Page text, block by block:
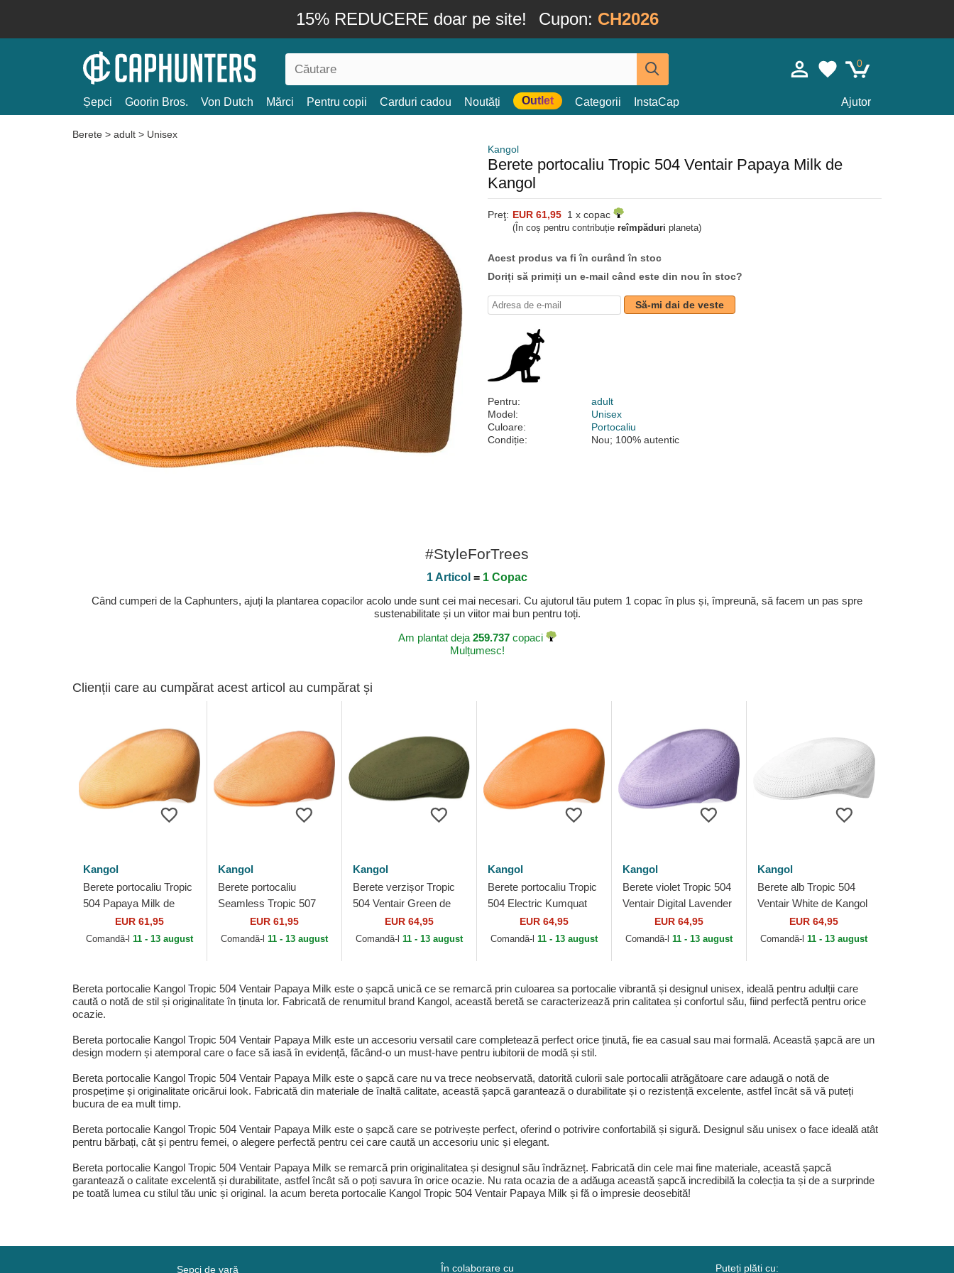
15% REDUCERE doar pe site! Cupon: CH2026
0
Șepci Goorin Bros. Von Dutch Mărci Pentru copii Carduri cadou Noutăți Outlet Categorii InstaCap Ajutor
Berete > adult > Unisex
Kangol
Berete portocaliu Tropic 504 Ventair Papaya Milk de
Kangol
Preţ: EUR 61,95 1 x copac
(În coș pentru contribuție reîmpăduri planeta)
Acest produs va fi în curând în stoc
Doriți să primiți un e-mail când este din nou în stoc?
Să-mi dai de veste
Pentru:
adult
Model:
Unisex
Culoare:
Portocaliu
Condiție:
Nou; 100% autentic
#StyleForTrees
1 Articol = 1 Copac
Când cumperi de la Caphunters, ajuți la plantarea copacilor acolo unde sunt cei mai necesari. Cu ajutorul tău putem 1 copac în plus și, împreună, să facem un pas spre
sustenabilitate și un viitor mai bun pentru toți.
Am plantat deja 259.737copaci
Mulțumesc!
Clienții care au cumpărat acest articol au cumpărat și
Kangol
Berete portocaliu Tropic
504 Papaya Milk de
EUR 61,95
Comandă-l 11 - 13 august
Kangol
Berete portocaliu
Seamless Tropic 507
Papaya Milk de Kangol
EUR 61,95
Comandă-l 11 - 13 august
Kangol
Berete verzișor Tropic
504 Ventair Green de
EUR 64,95
Comandă-l 11 - 13 august
Kangol
Berete portocaliu Tropic
504 Electric Kumquat
de KangolEUR 64,95
Comandă-l 11 - 13 august
Kangol
Berete violet Tropic 504
Ventair Digital Lavender
de KangolEUR 64,95
Comandă-l 11 - 13 august
Kangol
Berete alb Tropic 504
Ventair White de Kangol
EUR 64,95
Comandă-l11 - 13 august
Bereta portocalie Kangol Tropic 504 Ventair Papaya Milk este o șapcă unică ce se remarcă prin culoarea sa portocalie vibrantă și designul unisex, ideală pentru adulții care
caută o notă de stil și originalitate în ținuta lor. Fabricată de renumitul brand Kangol, această beretă se caracterizează prin calitatea și confortul său, fiind perfectă pentru orice
ocazie.
Bereta portocalie Kangol Tropic 504 Ventair Papaya Milk este un accesoriu versatil care completează perfect orice ținută, fie ea casual sau mai formală. Această șapcă are un
design modern și atemporal care o face să iasă în evidență, făcând-o un must-have pentru iubitorii de modă și stil.
Bereta portocalie Kangol Tropic 504 Ventair Papaya Milk este o șapcă care nu va trece neobservată, datorită culorii sale portocalii atrăgătoare care adaugă o notă de
prospețime și originalitate oricărui look. Fabricată din materiale de înaltă calitate, această șapcă garantează o durabilitate și o rezistență excelente, astfel încât să vă puteți
bucura de ea mult timp.
Bereta portocalie Kangol Tropic 504 Ventair Papaya Milk este o șapcă care se potrivește perfect, oferind o potrivire confortabilă și sigură. Designul său unisex o face ideală atât
pentru bărbați, cât și pentru femei, o alegere perfectă pentru cei care caută un accesoriu unic și elegant.
Bereta portocalie Kangol Tropic 504 Ventair Papaya Milk se remarcă prin originalitatea și designul său îndrăzneț. Fabricată din cele mai fine materiale, această șapcă
garantează o calitate excelentă și durabilitate, astfel încât să o poți savura în orice ocazie. Nu rata ocazia de a adăuga această șapcă incredibilă la colecția ta și de a surprinde
pe toată lumea cu stilul tău unic și original. Ia acum bereta portocalie Kangol Tropic 504 Ventair Papaya Milk și fă o impresie deosebită!
Șepci de vară În colaborare cu Puteți plăti cu: